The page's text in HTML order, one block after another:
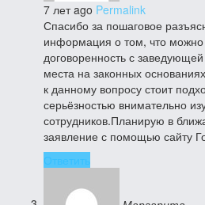
7 лет ago Permalink
Спасибо за пошаговое
информация о том, что можно
договоренность с
места на законных
к данному вопросу стоит
серьёзностью внимательно
сотрудников.Планирую в
заявление с помощью сайту
Ответить